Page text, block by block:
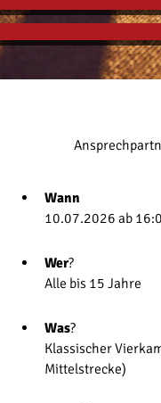
Wann
10.07.2026 ab
Wer?
Alle bis 15 Jahre
Was?
Klassischer
Mittelstrecke)